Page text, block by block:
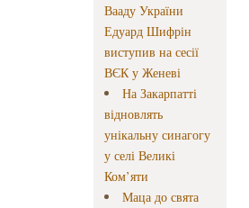
Вааду України
Едуард Шифрін
виступив на сесії
ВЄК у Женеві
На Закарпатті
відновлять
унікальну синагогу
у селі Великі
Ком’яти
Маца до свята